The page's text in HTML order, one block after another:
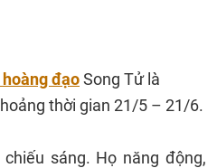
đạoSong Tử là
thời gian 21/5 – 21/6.
sáng. Họ năng động,